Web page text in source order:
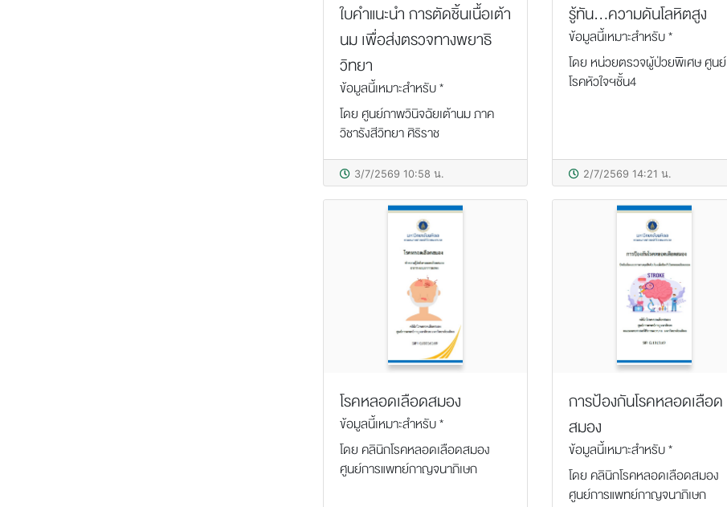
ใบคำแนะนำ การตัดชิ้นเนื้อเต้า
นม เพื่อส่งตรวจทางพยาธิ
วิทยา
ข้อมูลนี้เหมาะสำหรับ *
โดย ศูนย์ภาพวินิจฉัยเต้านม ภาค
วิชารังสีวิทยา ศิริราช
3/7/2569 10:58 น.
รู้ทัน...ความดันโลหิตสูง
ข้อมูลนี้เหมาะสำหรับ *
โดย หน่วยตรวจผู้ป่วยพิเศษ ศูนย์
โรคหัวใจฯชั้น4
2/7/2569 14:21 น.
โรคหลอดเลือดสมอง
ข้อมูลนี้เหมาะสำหรับ *
โดย คลินิกโรคหลอดเลือดสมอง
ศูนย์การแพทย์กาญจนาภิเษก
การป้องกันโรคหลอดเลือด
สมอง
ข้อมูลนี้เหมาะสำหรับ *
โดย คลินิกโรคหลอดเลือดสมอง
ศูนย์การแพทย์กาญจนาภิเษก